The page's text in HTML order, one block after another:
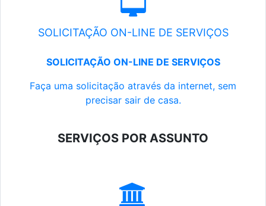
SOLICITAÇÃO ON-LINE DE SERVIÇOS
SOLICITAÇÃO ON-LINE DE SERVIÇOS
Faça uma solicitação através da internet, sem
precisar sair de casa.
SERVIÇOS POR ASSUNTO